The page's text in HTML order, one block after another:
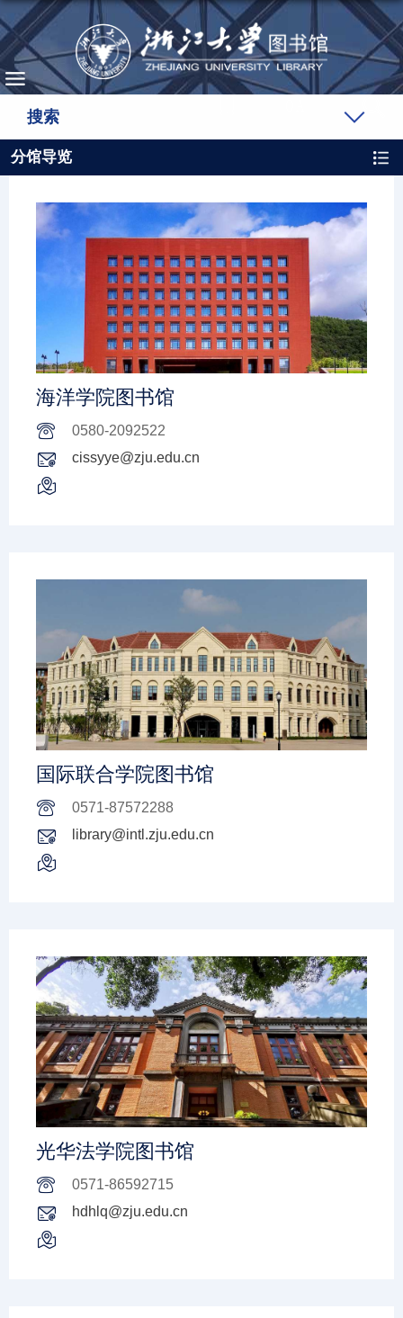
搜索
分馆导览
海洋学院图书馆
0580-2092522
cissyye@zju.edu.cn
国际联合学院图书馆
0571-87572288
library@intl.zju.edu.cn
光华法学院图书馆
0571-86592715
hdhlq@zju.edu.cn